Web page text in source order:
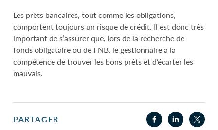
Les prêts bancaires, tout comme les obligations,
comportent toujours un risque de crédit. Il est donc très
important de s’assurer que, lors de la recherche de
fonds obligataire ou de FNB, le gestionnaire a la
compétence de trouver les bons prêts et d’écarter les
mauvais.
PARTAGER